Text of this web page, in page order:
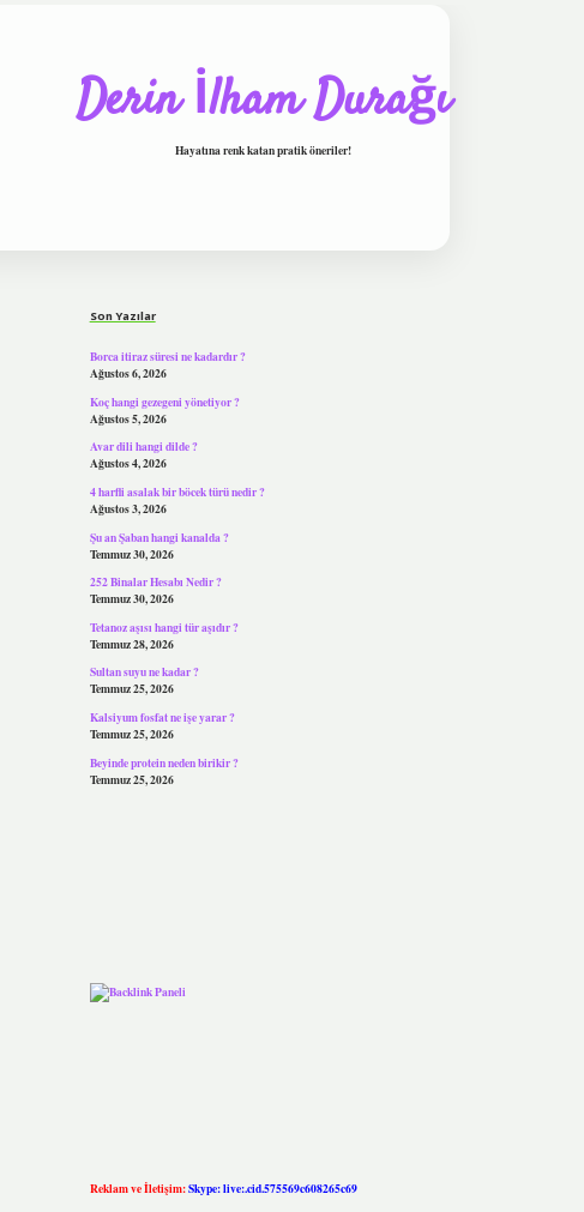
Derin İlham Durağı
Hayatına renk katan pratik öneriler!
Son Yazılar
Borca itiraz süresi ne kadardır ?
Ağustos 6, 2026
Koç hangi gezegeni yönetiyor ?
Ağustos 5, 2026
Avar dili hangi dilde ?
Ağustos 4, 2026
4 harfli asalak bir böcek türü nedir ?
Ağustos 3, 2026
Şu an Şaban hangi kanalda ?
Temmuz 30, 2026
252 Binalar Hesabı Nedir ?
Temmuz 30, 2026
Tetanoz aşısı hangi tür aşıdır ?
Temmuz 28, 2026
Sultan suyu ne kadar ?
Temmuz 25, 2026
Kalsiyum fosfat ne işe yarar ?
Temmuz 25, 2026
Beyinde protein neden birikir ?
Temmuz 25, 2026
Reklam ve İletişim:Skype: live:.cid.575569c608265c69